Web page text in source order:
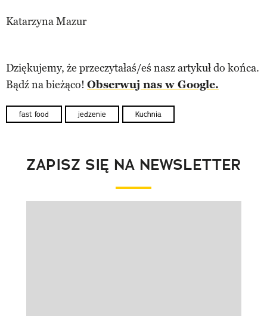
Katarzyna Mazur
Dziękujemy, że przeczytałaś/eś nasz artykuł do końca.
Bądź na bieżąco! Obserwuj nas w Google.
fast food jedzenie Kuchnia
ZAPISZ SIĘ NA NEWSLETTER